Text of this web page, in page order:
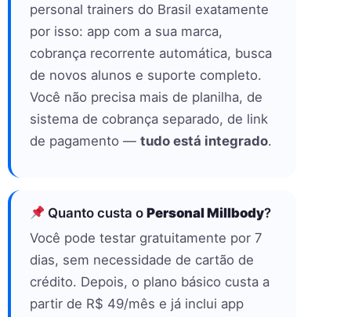
personal trainers do Brasil exatamente
por isso: app com a sua marca,
cobrança recorrente automática, busca
de novos alunos e suporte completo.
Você não precisa mais de planilha, de
sistema de cobrança separado, de link
de pagamento — tudo está integrado.
Quanto custa oPersonal Millbody?
Você pode testar gratuitamente por 7
dias, sem necessidade de cartão de
crédito. Depois, o plano básico custa a
partir de R$ 49/mês e já inclui app